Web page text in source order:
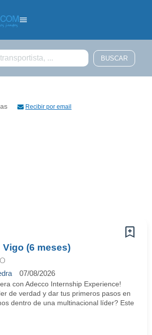
Recibir por email
Vigo (6 meses)
07/08/2026
con Adecco Internship Experience!
de verdad y dar tus primeros pasos en
dentro de una multinacional líder? Este